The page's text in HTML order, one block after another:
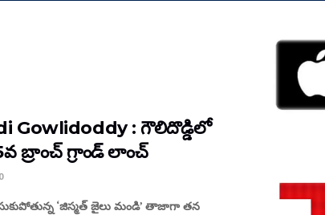
Gowlidoddy : గౌలిదొడ్డిలో
బ్రాంచ్ గ్రాండ్ లాంచ్
0
‘జిస్మత్ జైలు మండి’ తాజాగా తన